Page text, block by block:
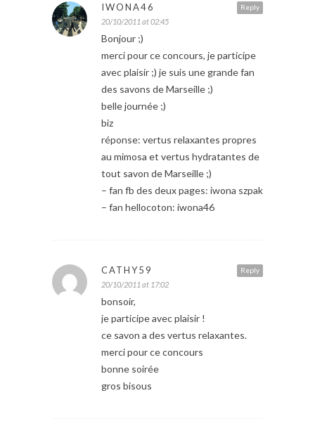
Reply
IWONA46
20/10/2011 at 02:45
Bonjour ;)
merci pour ce concours, je participe
avec plaisir ;) je suis une grande fan
des savons de Marseille ;)
belle journée ;)
biz
réponse: vertus relaxantes propres
au mimosa et vertus hydratantes de
tout savon de Marseille ;)
– fan fb des deux pages: iwona szpak
– fan hellocoton: iwona46
Reply
CATHY59
20/10/2011 at 17:02
bonsoir,
je participe avec plaisir !
ce savon a des vertus relaxantes.
merci pour ce concours
bonne soirée
gros bisous